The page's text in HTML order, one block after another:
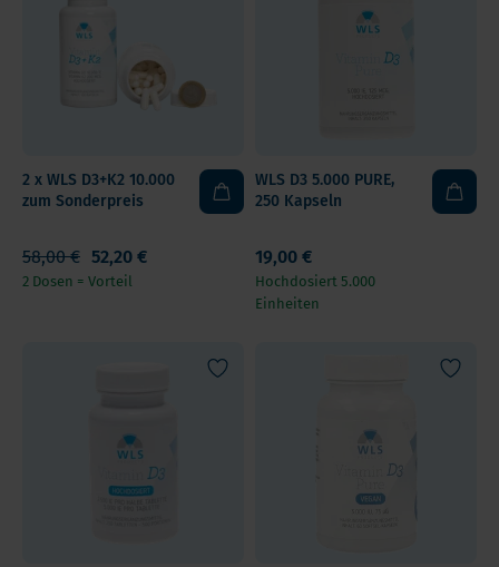
2 x WLS D3+K2 10.000
zum Sonderpreis
52,20 €
58,00 €
2 Dosen = Vorteil
WLS D3 5.000 PURE,
250 Kapseln
19,00 €
Hochdosiert 5.000
Einheiten